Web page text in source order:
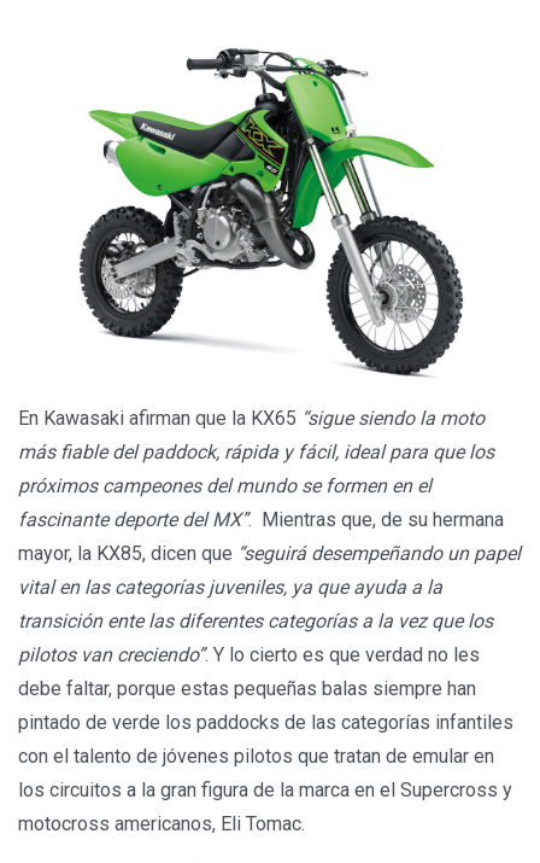
En Kawasaki afirman que la KX65 “sigue siendo la moto
más fiable del paddock, rápida y fácil, ideal para que los
próximos campeones del mundo se formen en el
fascinante deporte del MX”. Mientras que, de su hermana
mayor, la KX85, dicen que “seguirá desempeñando un papel
vital en las categorías juveniles, ya que ayuda a la
transición ente las diferentes categorías a la vez que los
pilotos van creciendo”. Y lo cierto es que verdad no les
debe faltar, porque estas pequeñas balas siempre han
pintado de verde los paddocks de las categorías infantiles
con el talento de jóvenes pilotos que tratan de emular en
los circuitos a la gran figura de la marca en el Supercross y
motocross americanos, Eli Tomac.